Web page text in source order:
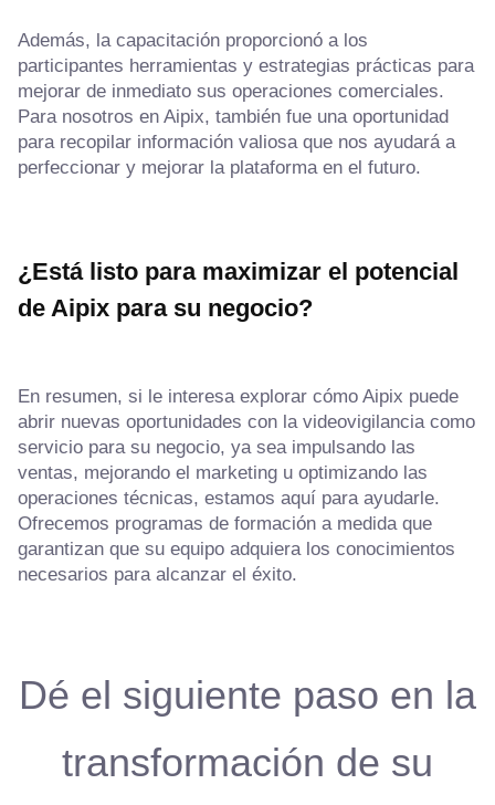
Además, la capacitación proporcionó a los
participantes herramientas y estrategias prácticas para
mejorar de inmediato sus operaciones comerciales.
Para nosotros en Aipix, también fue una oportunidad
para recopilar información valiosa que nos ayudará a
perfeccionar y mejorar la plataforma en el futuro.
¿Está listo para maximizar el potencial
de Aipix para su negocio?
En resumen, si le interesa explorar cómo Aipix puede
abrir nuevas oportunidades con la videovigilancia como
servicio para su negocio, ya sea impulsando las
ventas, mejorando el marketing u optimizando las
operaciones técnicas, estamos aquí para ayudarle.
Ofrecemos programas de formación a medida que
garantizan que su equipo adquiera los conocimientos
necesarios para alcanzar el éxito.
Dé el siguiente paso en la
transformación de su